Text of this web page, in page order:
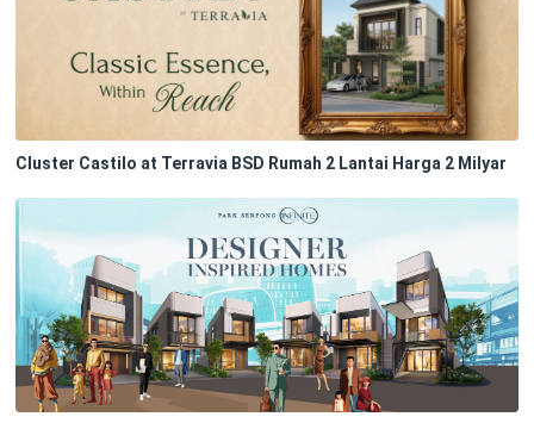
Cluster Castilo at Terravia BSD Rumah 2 Lantai Harga 2 Milyar